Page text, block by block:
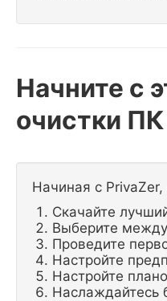
Начните с
очистки ПК
Начиная с
Скачайте
Выберите
Проведите
Настройте
Настройте
Наслаждайтесь